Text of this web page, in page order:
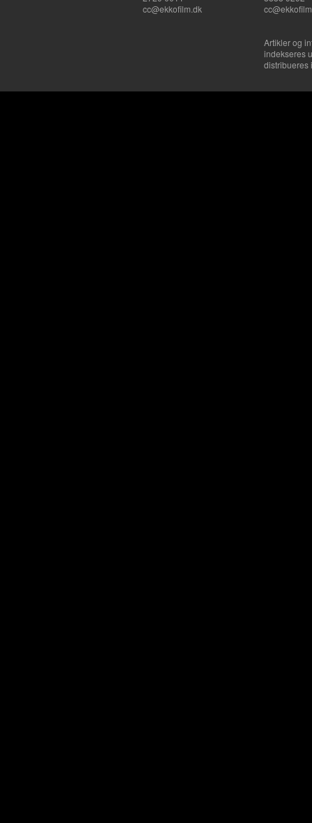
cc@ekkofilm.dk
Artikler og
indekseres
distribueres